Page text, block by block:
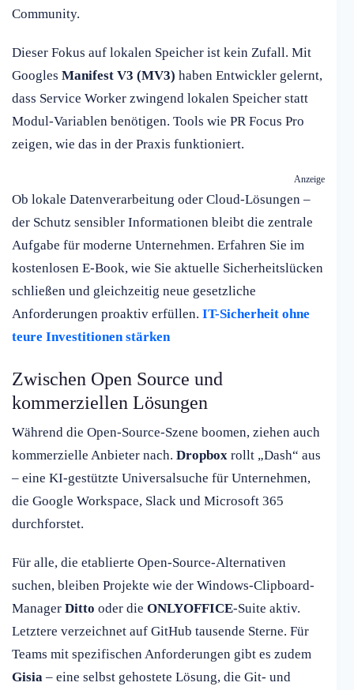
Community.
Dieser Fokus auf lokalen Speicher ist kein Zufall. Mit
Googles Manifest V3 (MV3) haben Entwickler gelernt,
dass Service Worker zwingend lokalen Speicher statt
Modul-Variablen benötigen. Tools wie PR Focus Pro
zeigen, wie das in der Praxis funktioniert.
Anzeige
Ob lokale Datenverarbeitung oder Cloud-Lösungen –
der Schutz sensibler Informationen bleibt die zentrale
Aufgabe für moderne Unternehmen. Erfahren Sie im
kostenlosen E-Book, wie Sie aktuelle Sicherheitslücken
schließen und gleichzeitig neue gesetzliche
Anforderungen proaktiv erfüllen. IT-Sicherheit ohne
teure Investitionen stärken
Zwischen Open Source und
kommerziellen Lösungen
Während die Open-Source-Szene boomen, ziehen auch
kommerzielle Anbieter nach. Dropbox rollt „Dash“ aus
– eine KI-gestützte Universalsuche für Unternehmen,
die Google Workspace, Slack und Microsoft 365
durchforstet.
Für alle, die etablierte Open-Source-Alternativen
suchen, bleiben Projekte wie der Windows-Clipboard-
Manager Ditto oder die ONLYOFFICE-Suite aktiv.
Letztere verzeichnet auf GitHub tausende Sterne. Für
Teams mit spezifischen Anforderungen gibt es zudem
Gisia – eine selbst gehostete Lösung, die Git- und